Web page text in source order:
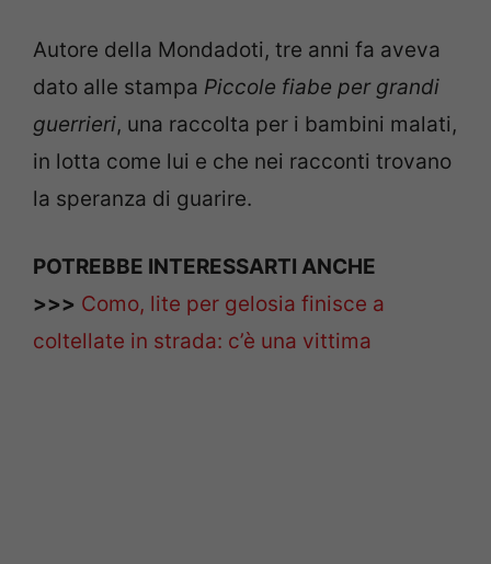
Autore della Mondadoti, tre anni fa aveva
dato alle stampa Piccole fiabe per grandi
guerrieri, una raccolta per i bambini malati,
in lotta come lui e che nei racconti trovano
la speranza di guarire.
POTREBBE INTERESSARTI ANCHE
>>> Como, lite per gelosia finisce a
coltellate in strada: c’è una vittima